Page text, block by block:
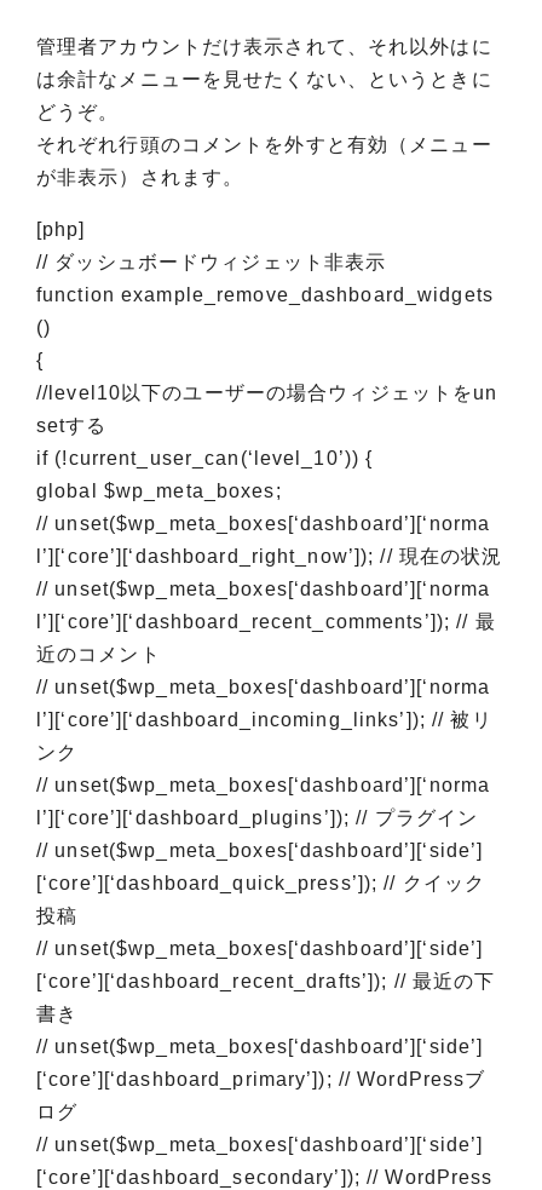
管理者アカウントだけ表示されて、それ以外はに
は余計なメニューを見せたくない、というときに
どうぞ。
それぞれ行頭のコメントを外すと有効（メニュー
が非表示）されます。
[php]
// ダッシュボードウィジェット非表示
function example_remove_dashboard_widgets
()
{
//level10以下のユーザーの場合ウィジェットをun
setする
if (!current_user_can(‘level_10’)) {
global $wp_meta_boxes;
// unset($wp_meta_boxes[‘dashboard’][‘norma
l’][‘core’][‘dashboard_right_now’]); // 現在の状況
// unset($wp_meta_boxes[‘dashboard’][‘norma
l’][‘core’][‘dashboard_recent_comments’]); // 最
近のコメント
// unset($wp_meta_boxes[‘dashboard’][‘norma
l’][‘core’][‘dashboard_incoming_links’]); // 被リ
ンク
// unset($wp_meta_boxes[‘dashboard’][‘norma
l’][‘core’][‘dashboard_plugins’]); // プラグイン
// unset($wp_meta_boxes[‘dashboard’][‘side’]
[‘core’][‘dashboard_quick_press’]); // クイック
投稿
// unset($wp_meta_boxes[‘dashboard’][‘side’]
[‘core’][‘dashboard_recent_drafts’]); // 最近の下
書き
// unset($wp_meta_boxes[‘dashboard’][‘side’]
[‘core’][‘dashboard_primary’]); // WordPressブ
ログ
// unset($wp_meta_boxes[‘dashboard’][‘side’]
[‘core’][‘dashboard_secondary’]); // WordPress